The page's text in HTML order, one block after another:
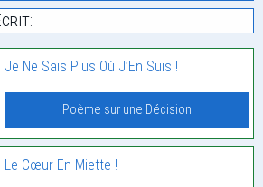
Je Ne Sais Plus Où J’En Suis !
Poème sur une Décision
Le Cœur En Miette !